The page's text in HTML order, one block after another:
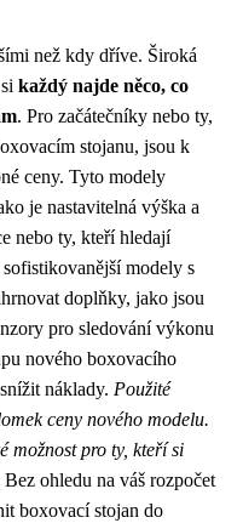
než kdy dříve. Široká
každý najde něco, co
. Pro začátečníky nebo ty,
stojanu, jsou k
ceny. Tyto modely
je nastavitelná výška a
nebo ty, kteří hledají
modely s
doplňky, jako jsou
pro sledování výkonu
nového boxovacího
náklady. Použité
ceny nového modelu.
možnost pro ty, kteří si
Bez ohledu na váš rozpočet
boxovací stojan do